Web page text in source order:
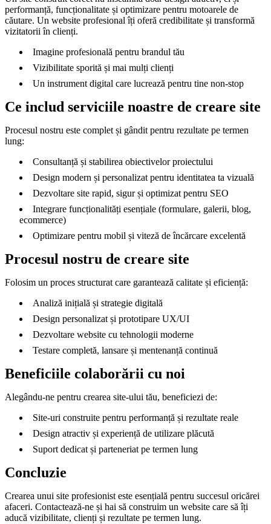
performanță, funcționalitate și optimizare pentru motoarele de
căutare. Un website profesional îți oferă credibilitate și transformă
vizitatorii în clienți.
Imagine profesională pentru brandul tău
Vizibilitate sporită și mai mulți clienți
Un instrument digital care lucrează pentru tine non-stop
Ce includ serviciile noastre de creare site
Procesul nostru este complet și gândit pentru rezultate pe termen
lung:
Consultanță și stabilirea obiectivelor proiectului
Design modern și personalizat pentru identitatea ta vizuală
Dezvoltare site rapid, sigur și optimizat pentru SEO
Integrare funcționalități esențiale (formulare, galerii, blog,
ecommerce)
Optimizare pentru mobil și viteză de încărcare excelentă
Procesul nostru de creare site
Folosim un proces structurat care garantează calitate și eficiență:
Analiză inițială și strategie digitală
Design personalizat și prototipare UX/UI
Dezvoltare website cu tehnologii moderne
Testare completă, lansare și mentenanță continuă
Beneficiile colaborării cu noi
Alegându-ne pentru crearea site-ului tău, beneficiezi de:
Site-uri construite pentru performanță și rezultate reale
Design atractiv și experiență de utilizare plăcută
Suport dedicat și parteneriat pe termen lung
Concluzie
Crearea unui site profesionist este esențială pentru succesul oricărei
afaceri. Contactează-ne și hai să construim un website care să îți
aducă vizibilitate, clienți și rezultate pe termen lung.